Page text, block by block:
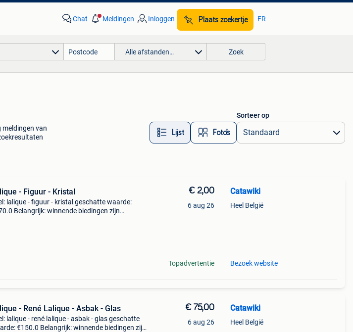
Chat Meldingen Inloggen Plaats zoekertje FR
Alle afstanden… Zoek
meldingen van
Lijst Foto’s
Sorteer op
- Figuur - Kristal
lalique - figuur - kristal geschatte waarde:
Belangrijk: winnende biedingen zijn
€ 2,00
6 aug 26
Topadvertentie
Catawiki
Heel België
Bezoek website
- René Lalique - Asbak - Glas
lalique - rené lalique - asbak - glas geschatte
€150.0 Belangrijk: winnende biedingen zijn
€ 75,00
6 aug 26
Catawiki
Heel België